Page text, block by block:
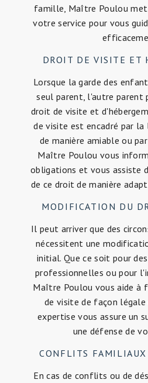
famille, Maître Poulou met
votre service pour vous
DROIT DE VISITE ET
Lorsque la garde des
seul parent, l'autre parent
droit de visite et
de visite est encadré par
de manière amiable ou
Maître Poulou vous
obligations et vous assiste
de ce droit de manière
MODIFICATION DU
Il peut arriver que des
nécessitent une
initial. Que ce soit pour
professionnelles ou pour
Maître Poulou vous aide à
de visite de façon
expertise vous assure un
une défense de
CONFLITS
En cas de conflits ou de